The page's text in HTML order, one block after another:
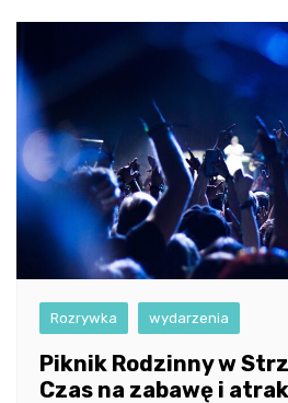
Rozrywka wydarzenia
Piknik Rodzinny w
Czas na zabawę i